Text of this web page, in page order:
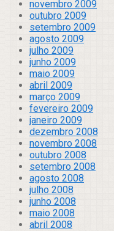
novembro 2009
outubro 2009
setembro 2009
agosto 2009
julho 2009
junho 2009
maio 2009
abril 2009
março 2009
fevereiro 2009
janeiro 2009
dezembro 2008
novembro 2008
outubro 2008
setembro 2008
agosto 2008
julho 2008
junho 2008
maio 2008
abril 2008